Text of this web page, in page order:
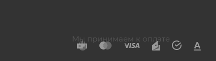
Мы принимаем к оплате